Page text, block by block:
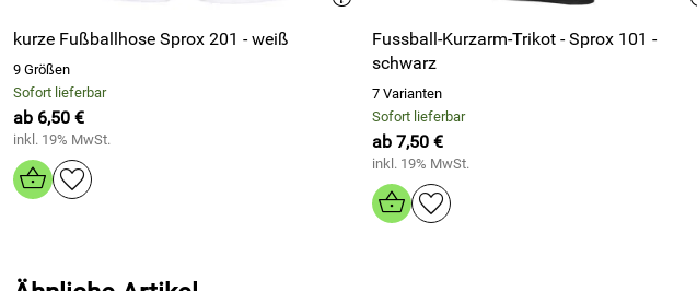
Uwe *****
Verifizierte Bewertung
Sehr gute Qualität
Kaufdatum: 04.04.2025
Bewertungsdatum: 15.04.2025
kurze Fußballhose Sprox 201 - weiß
9 Größen
Sofort lieferbar
ab 6,50 €
inkl. 19% MwSt.
Fussball-Kurzarm-Trikot - Sprox 101 -
schwarz
7 Varianten
Sofort lieferbar
ab 7,50 €
inkl. 19% MwSt.